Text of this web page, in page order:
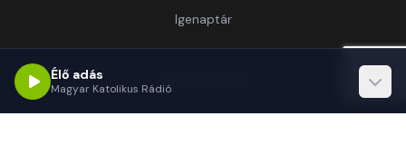
Igenaptár
Információ
Élő adás
Magyar Katolikus Rádió